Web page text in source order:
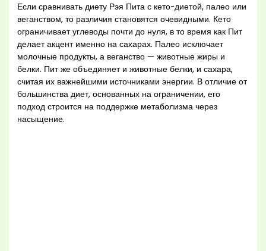
Если сравнивать диету Рэя Пита с кето-диетой, палео или
веганством, то различия становятся очевидными. Кето
ограничивает углеводы почти до нуля, в то время как Пит
делает акцент именно на сахарах. Палео исключает
молочные продукты, а веганство — животные жиры и
белки. Пит же объединяет и животные белки, и сахара,
считая их важнейшими источниками энергии. В отличие от
большинства диет, основанных на ограничении, его
подход строится на поддержке метаболизма через
насыщение.